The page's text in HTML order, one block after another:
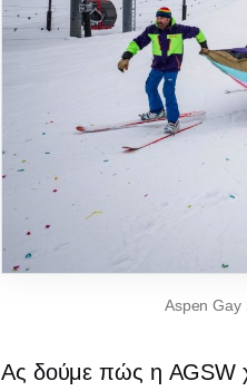
Aspen
Ας δούμε πώς η AGSW